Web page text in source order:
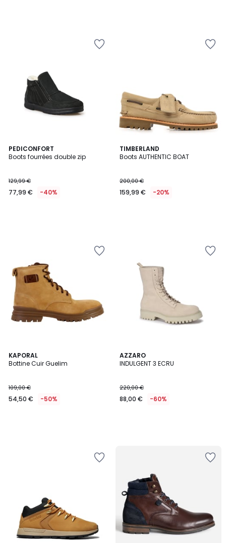
PEDICONFORT
Boots fourrées double zip
129,99 €
77,99 € -40%
TIMBERLAND
Boots AUTHENTIC BOAT
200,00 €
159,99 € -20%
KAPORAL
Bottine Cuir Guelim
109,00 €
54,50 € -50%
AZZARO
INDULGENT 3 ECRU
220,00 €
88,00 € -60%